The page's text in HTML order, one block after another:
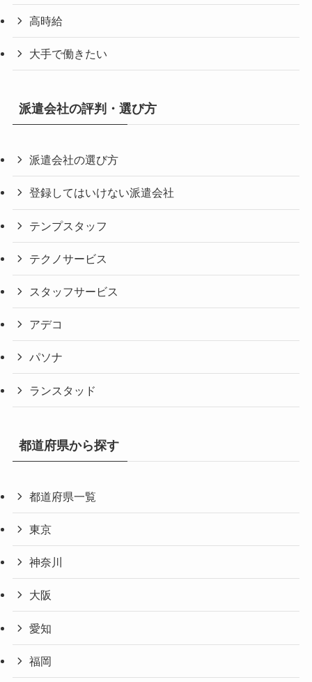
高時給
大手で働きたい
派遣会社の評判・選び方
派遣会社の選び方
登録してはいけない派遣会社
テンプスタッフ
テクノサービス
スタッフサービス
アデコ
パソナ
ランスタッド
都道府県から探す
都道府県一覧
東京
神奈川
大阪
愛知
福岡